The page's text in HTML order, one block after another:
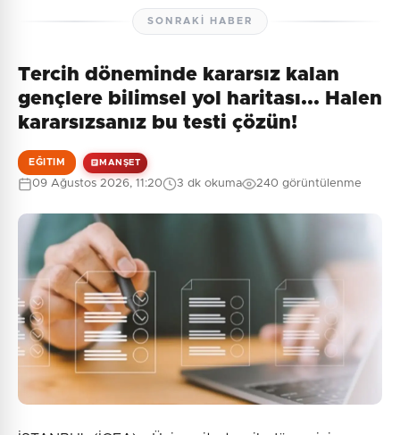
Güvenlik Sorusu:
Gönder
Henüz yorum yapılmamış. İlk yorumu siz yapın!
SONRAKI HABER
Tercih döneminde kararsız kalan
gençlere bilimsel yol haritası... Halen
kararsızsanız bu testi çözün!
EĞITIM MANŞET
09 Ağustos 2026, 11:20 3 dk okuma 240 görüntülenme